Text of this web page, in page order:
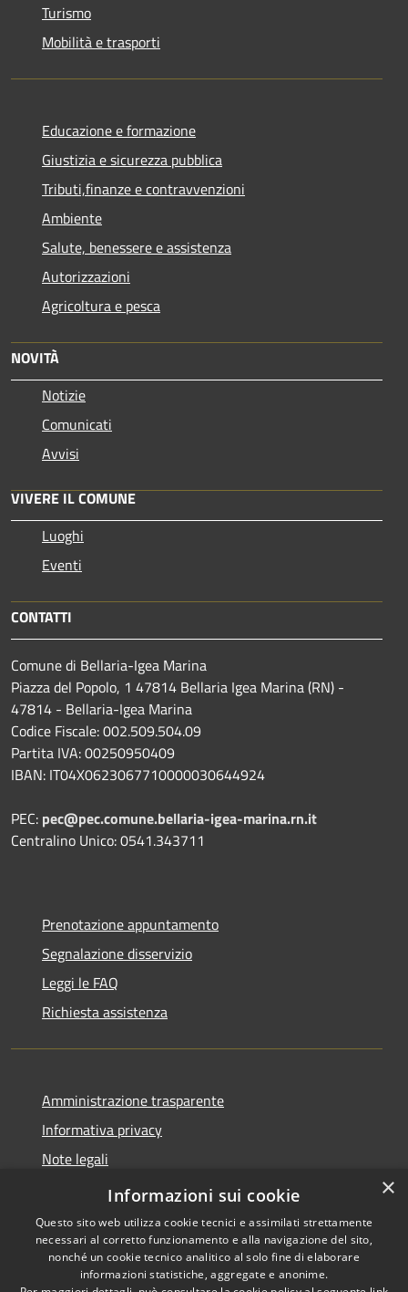
Turismo
Mobilità e trasporti
Educazione e formazione
Giustizia e sicurezza pubblica
Tributi,finanze e contravvenzioni
Ambiente
Salute, benessere e assistenza
Autorizzazioni
Agricoltura e pesca
NOVITÀ
Notizie
Comunicati
Avvisi
VIVERE IL COMUNE
Luoghi
Eventi
CONTATTI
Comune di Bellaria-Igea Marina
Piazza del Popolo, 1 47814 Bellaria Igea Marina (RN) -
47814 - Bellaria-Igea Marina
Codice Fiscale: 002.509.504.09
Partita IVA: 00250950409
IBAN: IT04X0623067710000030644924
PEC: pec@pec.comune.bellaria-igea-marina.rn.it
Centralino Unico: 0541.343711
Prenotazione appuntamento
Segnalazione disservizio
Leggi le FAQ
Richiesta assistenza
Amministrazione trasparente
Informativa privacy
Note legali
Dichiarazione di accessibilità
Copyright © 2026 • Comune di
×
Informazioni sui cookie
Questo sito web utilizza cookie tecnici e assimilati strettamente
necessari al corretto funzionamento e alla navigazione del sito,
nonché un cookie tecnico analitico al solo fine di elaborare
informazioni statistiche, aggregate e anonime.